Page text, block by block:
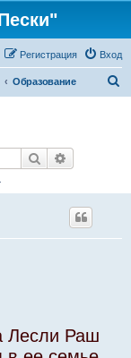
Вход
Регистрация
Образование
Поиск
Лесли Раш